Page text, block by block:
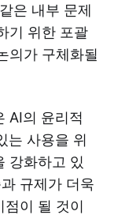
은 내부 문제
기 위한 포괄
의가 구체화될
AI의 윤리적
는 사용을 위
강화하고 있
규제가 더욱
이 될 것이